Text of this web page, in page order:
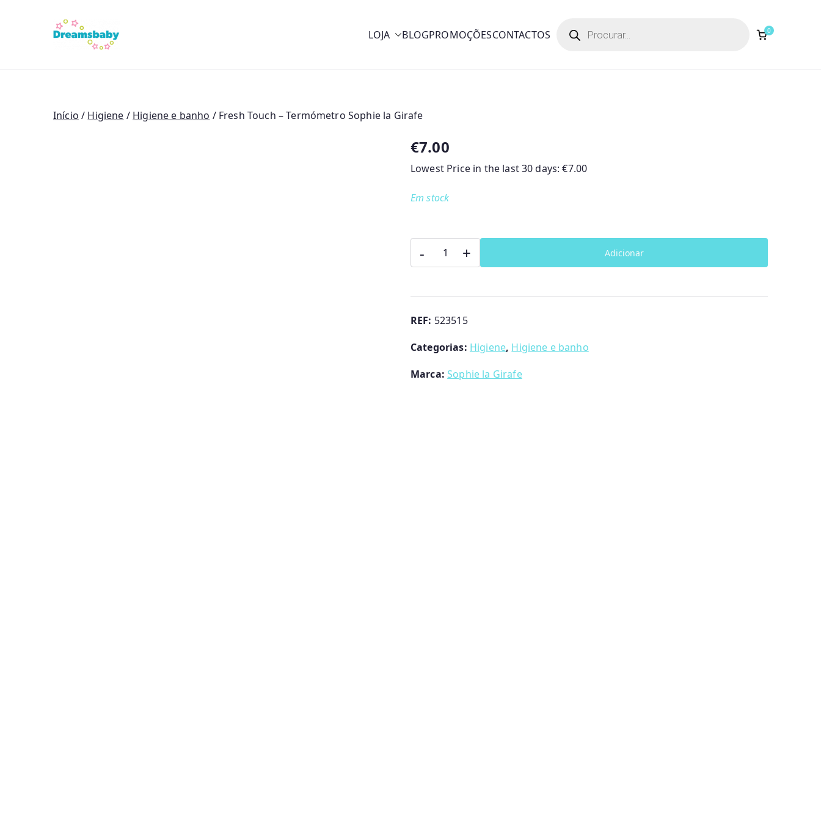
LOJA BLOGPROMOÇÕESCONTACTOS search 0
Início / Higiene / Higiene e banho / Fresh Touch – Termómetro Sophie la Girafe
€7.00
Lowest Price in the last 30 days:€7.00
Em stock
-
Quantidade
de
Touch
-
Sophie
+ Adicionar
REF: 523515
Categorias: Higiene, Higiene e banho
Marca:Sophie la Girafe